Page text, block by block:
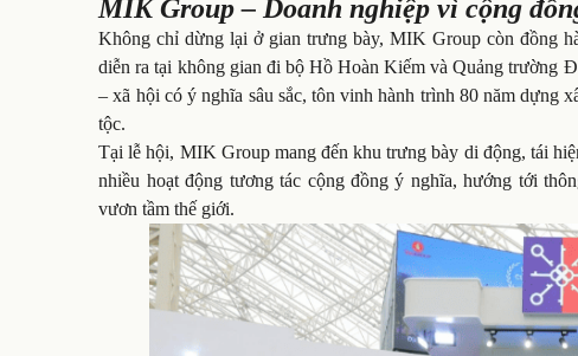
MIK Group – Doanh nghiệp vì cộng
Không chỉ dừng lại ở gian trưng bày, MIK Group còn đồng
diễn ra tại không gian đi bộ Hồ Hoàn Kiếm và Quảng trường
– xã hội có ý nghĩa sâu sắc, tôn vinh hành trình 80 năm dựng
tộc.
Tại lễ hội, MIK Group mang đến khu trưng bày di động, tái
nhiều hoạt động tương tác cộng đồng ý nghĩa, hướng tới
vươn tầm thế giới.